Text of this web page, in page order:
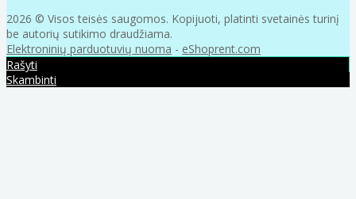
2026 © Visos teisės saugomos. Kopijuoti, platinti svetainės turinį
be autorių sutikimo draudžiama.
Elektroninių parduotuvių nuoma - eShoprent.com
Rašyti
Skambinti